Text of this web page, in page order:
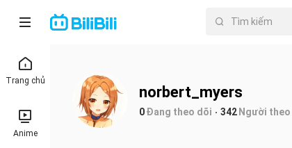
Trang chủ
Anime
norbert_myers
0Đang theo dõi 342Người